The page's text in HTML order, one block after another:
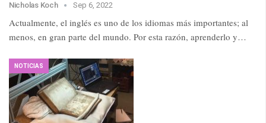
Nicholas Koch Sep 6, 2022
Actualmente, el inglés es uno de los idiomas más importantes; al
menos, en gran parte del mundo. Por esta razón, aprenderlo y…
NOTICIAS